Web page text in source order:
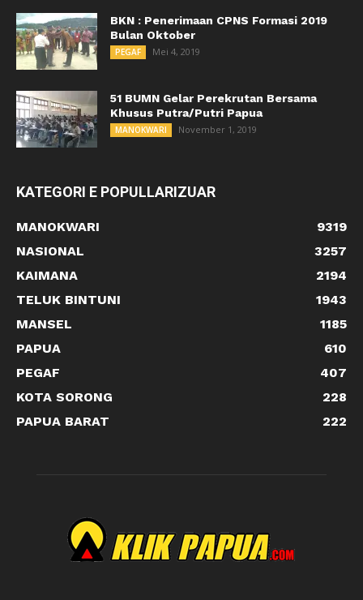
BKN : Penerimaan CPNS Formasi 2019
Bulan Oktober
PEGAF Mei 4, 2019
51 BUMN Gelar Perekrutan Bersama
Khusus Putra/Putri Papua
MANOKWARI November 1, 2019
KATEGORI E POPULLARIZUAR
MANOKWARI
9319
NASIONAL
3257
KAIMANA
2194
TELUK BINTUNI
1943
MANSEL
1185
PAPUA
610
PEGAF
407
KOTA SORONG
228
PAPUA BARAT
222